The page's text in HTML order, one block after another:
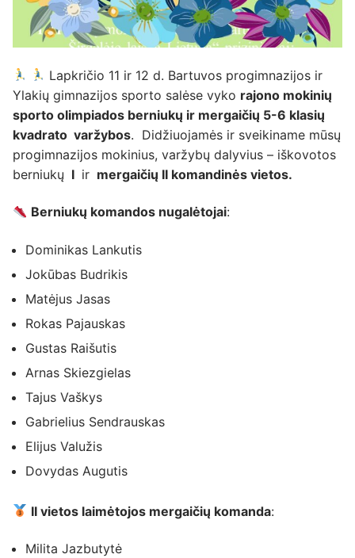
Lapkričio 11 ir 12 d. Bartuvos progimnazijos ir
Ylakių gimnazijos sporto salėse vyko rajono mokinių
sporto olimpiados berniukų ir mergaičių 5-6 klasių
kvadrato varžybos. Didžiuojamės ir sveikiname mūsų
progimnazijos mokinius, varžybų dalyvius – iškovotos
berniukų I ir mergaičių II komandinės vietos.
Berniukų komandos nugalėtojai:
Dominikas Lankutis
Jokūbas Budrikis
Matėjus Jasas
Rokas Pajauskas
Gustas Raišutis
Arnas Skiezgielas
Tajus Vaškys
Gabrielius Sendrauskas
Elijus Valužis
Dovydas Augutis
II vietos laimėtojos mergaičių komanda:
Milita Jazbutytė